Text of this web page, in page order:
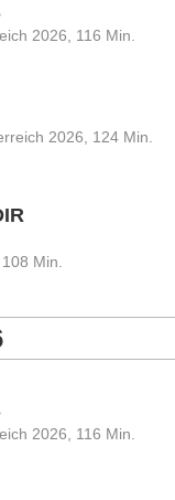
2026, 116 Min.
2026, 124 Min.
Min.
2026, 116 Min.